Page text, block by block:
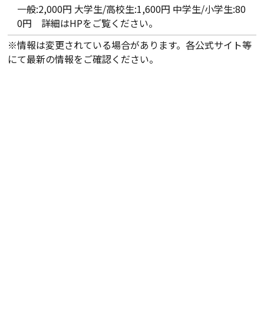
一般:2,000円 大学生/高校生:1,600円 中学生/小学生:80
0円 詳細はHPをご覧ください。
※情報は変更されている場合があります。各公式サイト等
にて最新の情報をご確認ください。